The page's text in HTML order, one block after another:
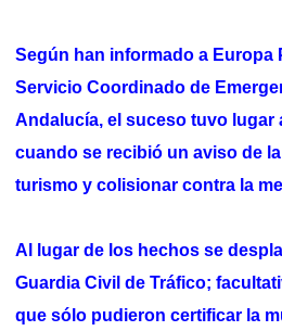
Según han informado a Europa
Servicio Coordinado de
Andalucía, el suceso tuvo lugar
cuando se recibió un aviso de
turismo y colisionar contra la
Al lugar de los hechos se
Guardia Civil de Tráfico;
que sólo pudieron certificar la